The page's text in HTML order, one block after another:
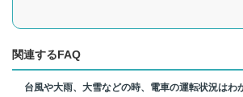
関連するFAQ
台風や大雨、大雪などの時、電車の運転状況はわ